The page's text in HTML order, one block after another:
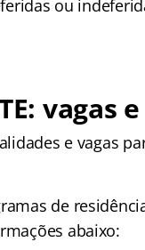
ou
vagas
e vagas
de
abaixo: